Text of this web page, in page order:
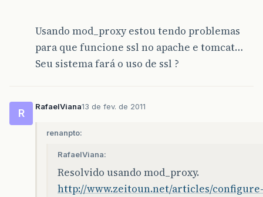
Usando mod_proxy estou tendo problemas
para que funcione ssl no apache e tomcat…
Seu sistema fará o uso de ssl ?
R
RafaelViana13 de fev. de 2011
renanpto:
RafaelViana:
Resolvido usando mod_proxy.
http://www.zeitoun.net/articles/configure-